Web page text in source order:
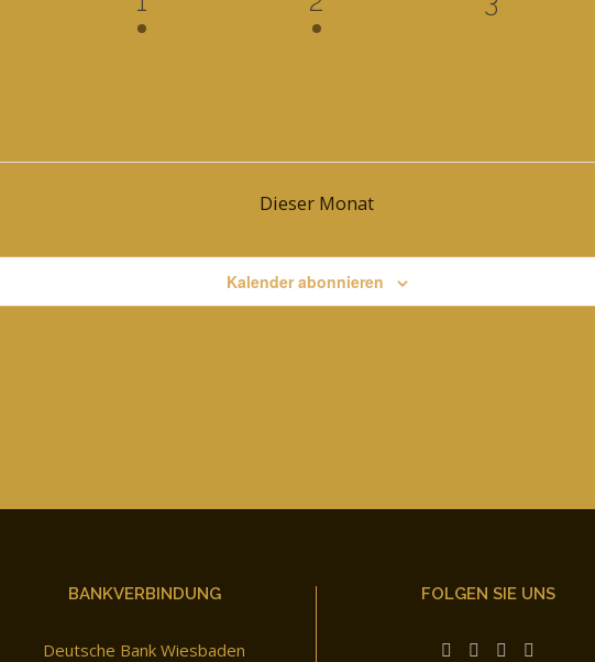
Dieser Monat
Kalender abonnieren
BANKVERBINDUNG
Deutsche Bank Wiesbaden
FOLGEN SIE UNS